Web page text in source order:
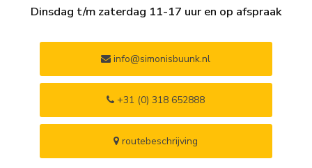
Dinsdag t/m zaterdag 11-17 uur en op afspraak
info@simonisbuunk.nl
+31 (0) 318 652888
routebeschrijving